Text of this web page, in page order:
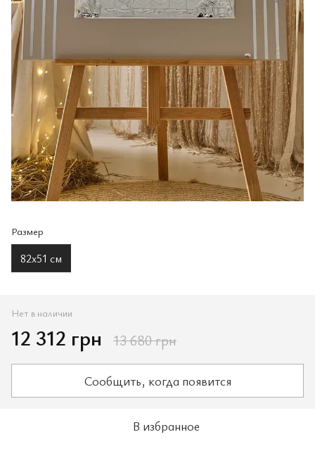
Размер
82x51 см
Нет в наличии
12 312 грн 13 680 грн
Сообщить, когда появится
В избранное